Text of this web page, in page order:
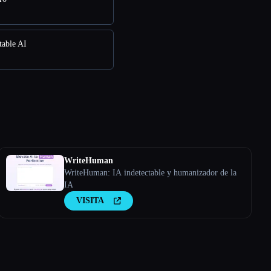
AI
WriteHuman
WriteHuman: IA indetectable y humanizador de la
IA
VISITA